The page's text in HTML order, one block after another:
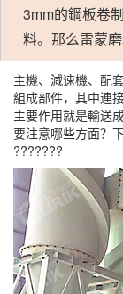
3mm的鋼板卷
料。那么雷蒙
主機、減速機、配
組成部件，其中連
主要作用就是輸送
要注意哪些方面？
???????